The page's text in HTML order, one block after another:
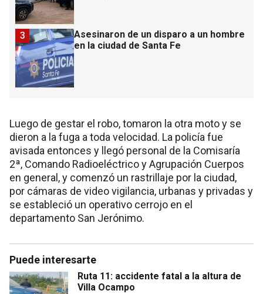
Asesinaron de un disparo a un hombre
en la ciudad de Santa Fe
3
Luego de gestar el robo, tomaron la otra moto y se
dieron a la fuga a toda velocidad. La policía fue
avisada entonces y llegó personal de la Comisaría
2ª, Comando Radioeléctrico y Agrupación Cuerpos
en general, y comenzó un rastrillaje por la ciudad,
por cámaras de video vigilancia, urbanas y privadas y
se estableció un operativo cerrojo en el
departamento San Jerónimo.
Puede interesarte
Ruta 11: accidente fatal a la altura de
Villa Ocampo